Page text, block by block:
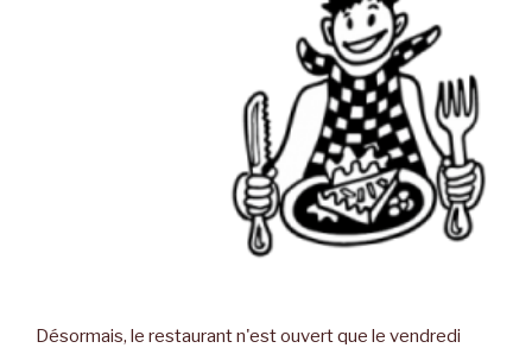
Désormais, le restaurant n'est ouvert que le vendredi